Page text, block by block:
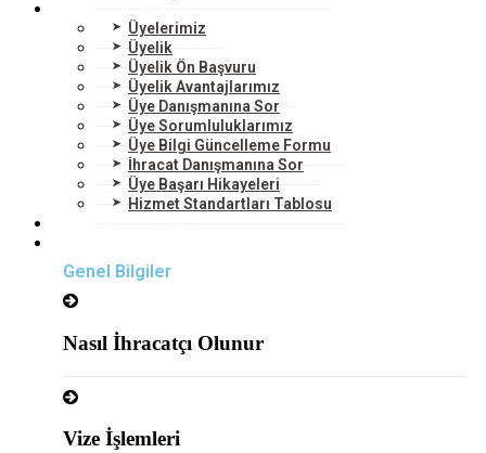
Üyelerimiz
Üyelik
Üyelik Ön Başvuru
Üyelik Avantajlarımız
Üye Danışmanına Sor
Üye Sorumluluklarımız
Üye Bilgi Güncelleme Formu
İhracat Danışmanına Sor
Üye Başarı Hikayeleri
Hizmet Standartları Tablosu
Genel Bilgiler
Nasıl İhracatçı Olunur
Vize İşlemleri